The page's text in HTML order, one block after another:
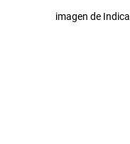
imagen de